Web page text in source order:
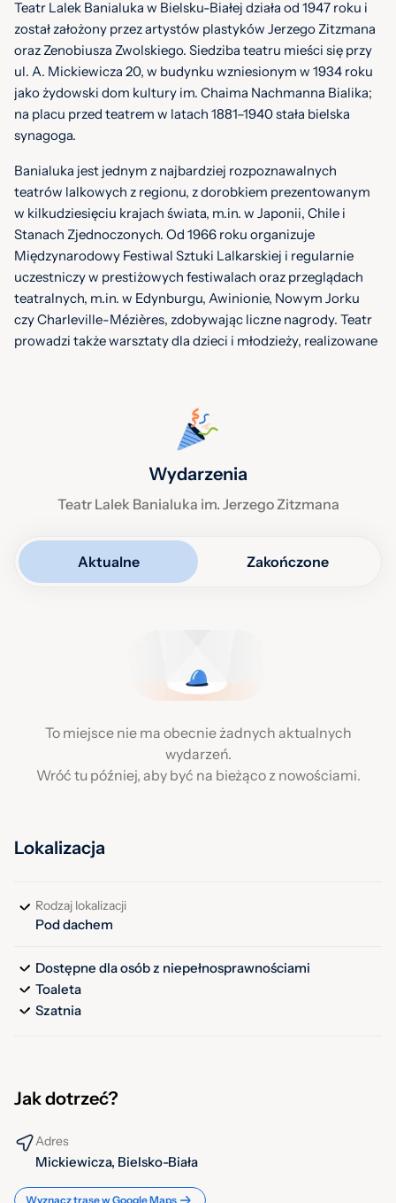
Teatr Lalek Banialuka w Bielsku-Białej działa od 1947 roku i
został założony przez artystów plastyków Jerzego Zitzmana
oraz Zenobiusza Zwolskiego. Siedziba teatru mieści się przy
ul. A. Mickiewicza 20, w budynku wzniesionym w 1934 roku
jako żydowski dom kultury im. Chaima Nachmanna Bialika;
na placu przed teatrem w latach 1881–1940 stała bielska
synagoga.
Banialuka jest jednym z najbardziej rozpoznawalnych
teatrów lalkowych z regionu, z dorobkiem prezentowanym
w kilkudziesięciu krajach świata, m.in. w Japonii, Chile i
Stanach Zjednoczonych. Od 1966 roku organizuje
Międzynarodowy Festiwal Sztuki Lalkarskiej i regularnie
uczestniczy w prestiżowych festiwalach oraz przeglądach
teatralnych, m.in. w Edynburgu, Awinionie, Nowym Jorku
czy Charleville-Mézières, zdobywając liczne nagrody. Teatr
prowadzi także warsztaty dla dzieci i młodzieży, realizowane
naczelnego i artystycznego pełni Jacek Popławski.
Teatr czynny zgodnie z repertuarem. Kasa Teatru czynna:
niedziela: godzinę przed spektaklem.
Wydarzenia
Teatr Lalek Banialuka im. Jerzego Zitzmana
Aktualne Zakończone
To miejsce nie ma obecnie żadnych aktualnych
wydarzeń.
Wróć tu później, aby być na bieżąco z nowościami.
Lokalizacja
Rodzaj lokalizacji
Pod dachem
Dostępne dla osób z niepełnosprawnościami
Toaleta
Szatnia
Jak dotrzeć?
Adres
Mickiewicza, Bielsko-Biała
Wyznacz trasę w Google Maps